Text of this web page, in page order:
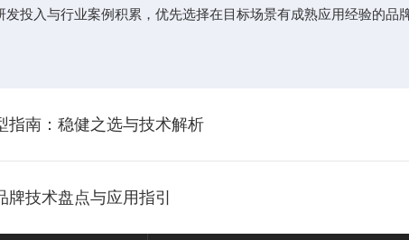
投入与行业案例积累，优先选择在目标场景有成熟应用经验的品
指南：稳健之选与技术解析
技术盘点与应用指引